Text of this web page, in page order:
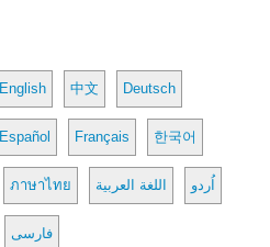
English 中文 Deutsch
Español Français 한국어
ภาษาไทย اللغة العربية اُردو
فارسی